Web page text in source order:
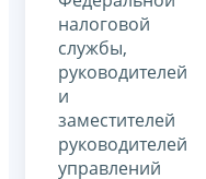
налоговой
службы,
руководителей
и
заместителей
руководителей
управлений